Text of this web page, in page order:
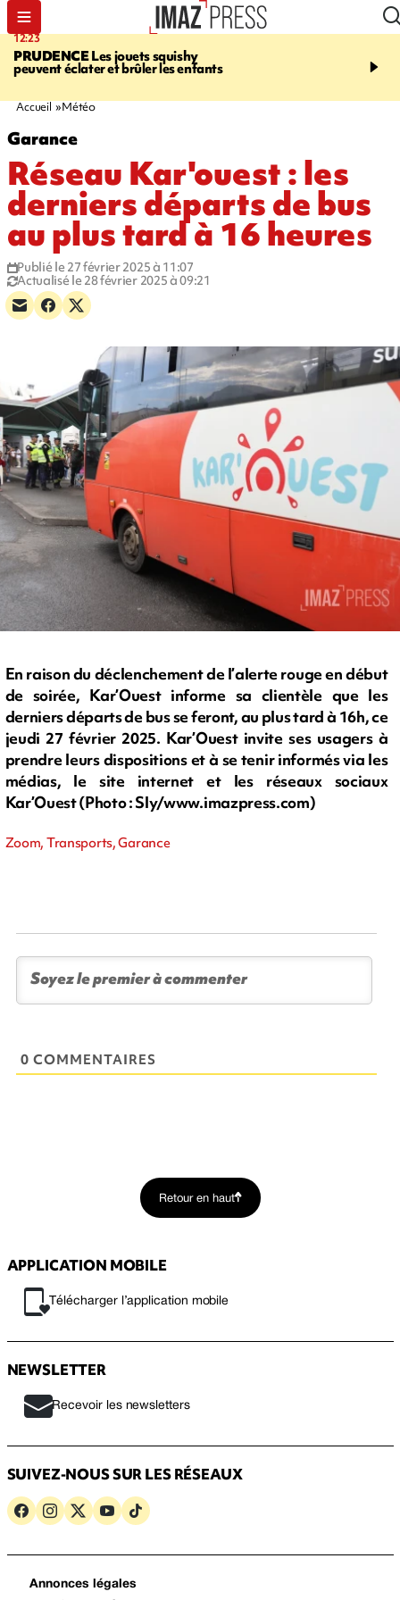
12:23
PRUDENCELes jouets squishy
peuvent éclater et brûler les enfants
15:54
inquiétante - un appel
Accueil Météo
Garance
Réseau Kar'ouest : les
derniers départs de bus
au plus tard à 16 heures
Publié le 27 février 2025 à 11:07
Actualisé le 28 février 2025 à 09:21
En raison du déclenchement de l’alerte rouge en début
de soirée, Kar’Ouest informe sa clientèle que les
derniers départs de bus se feront, au plus tard à 16h, ce
jeudi 27 février 2025. Kar’Ouest invite ses usagers à
prendre leurs dispositions et à se tenir informés via les
médias, le site internet et les réseaux sociaux
Kar’Ouest (Photo : Sly/www.imazpress.com)
Zoom, Transports, Garance
0 COMMENTAIRES
Retour en haut
APPLICATION MOBILE
Télécharger l’application mobile
NEWSLETTER
Recevoir les newsletters
SUIVEZ-NOUS SUR LES RÉSEAUX
Annonces légales